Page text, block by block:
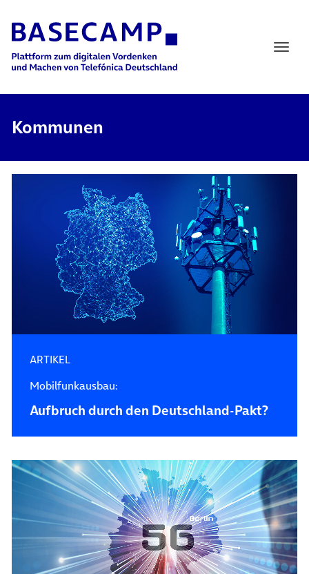
Main Navigation
Kommunen
ARTIKEL
Mobilfunkausbau:
Aufbruch durch den Deutschland-Pakt?